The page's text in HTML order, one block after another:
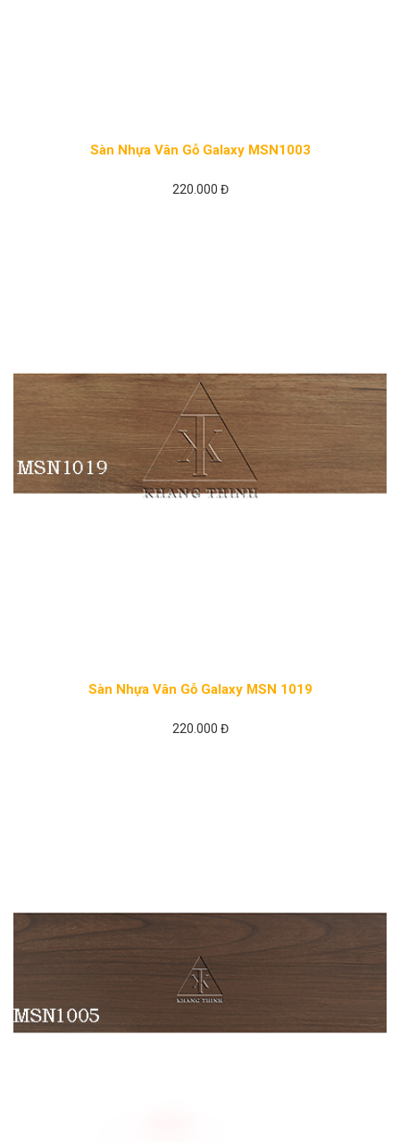
Sàn Nhựa Vân Gỗ Galaxy MSN1003
220.000 Đ
Sàn Nhựa Vân Gỗ Galaxy MSN 1019
220.000 Đ